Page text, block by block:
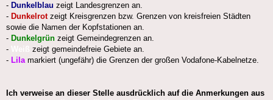
- Dunkelblau zeigt Landesgrenzen an.
- Dunkelrotzeigt Kreisgrenzen bzw. Grenzen von kreisfreien Städten
sowie die Namen der Kopfstationen an.
- Dunkelgrün zeigt Gemeindegrenzen an.
-
zeigt gemeindefreie Gebiete an.
- Lilamarkiert (ungefähr) die Grenzen der großen Vodafone-Kabelnetze.
Ich verweise an dieser Stelle ausdrücklich auf die Anmerkungen aus